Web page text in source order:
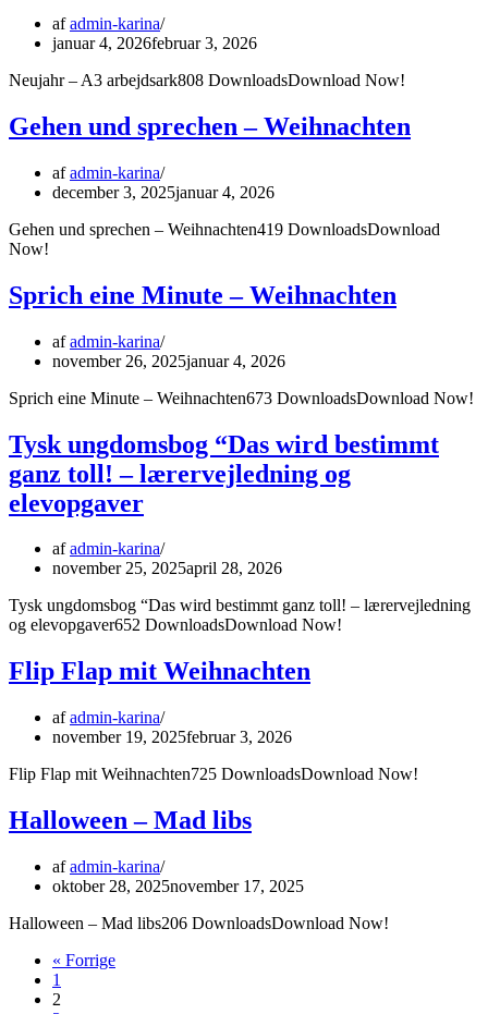
afadmin-karina
januar 4, 2026februar 3, 2026
Neujahr – A3 arbejdsark808 DownloadsDownload Now!
Gehen und sprechen – Weihnachten
afadmin-karina
december 3, 2025januar 4, 2026
Gehen und sprechen – Weihnachten419 DownloadsDownload
Now!
Sprich eine Minute – Weihnachten
afadmin-karina
november 26, 2025januar 4, 2026
Sprich eine Minute – Weihnachten673 DownloadsDownload Now!
Tysk ungdomsbog “Das wird bestimmt
ganz toll! – lærervejledning og
elevopgaver
afadmin-karina
november 25, 2025april 28, 2026
Tysk ungdomsbog “Das wird bestimmt ganz toll! – lærervejledning
og elevopgaver652 DownloadsDownload Now!
Flip Flap mit Weihnachten
afadmin-karina
november 19, 2025februar 3, 2026
Flip Flap mit Weihnachten725 DownloadsDownload Now!
Halloween – Mad libs
afadmin-karina
oktober 28, 2025november 17, 2025
Halloween – Mad libs206 DownloadsDownload Now!
« Forrige
1
2